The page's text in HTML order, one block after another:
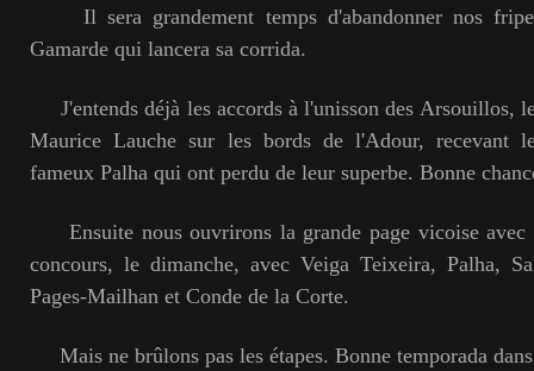
Il sera grandement temps d'abandonner nos
Gamarde qui lancera sa corrida.
J'entends déjà les accords à l'unisson des Arsouillos,
Maurice Lauche sur les bords de l'Adour, recevant
fameux Palha qui ont perdu de leur superbe. Bonne
Ensuite nous ouvrirons la grande page vicoise avec
concours, le dimanche, avec Veiga Teixeira, Palha,
Pages-Mailhan et Conde de la Corte.
Mais ne brûlons pas les étapes. Bonne temporada